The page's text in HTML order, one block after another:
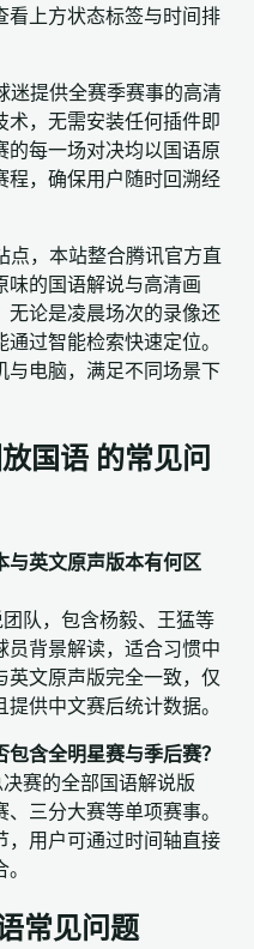
看上方状态标签与时间排
迷提供全赛季赛事的高清
术，无需安装任何插件即
的每一场对决均以国语原
程，确保用户随时回溯经
点，本站整合腾讯官方直
味的国语解说与高清画
无论是凌晨场次的录像还
过智能检索快速定位。
与电脑，满足不同场景下
国语 的常见问
英文原声版本有何区
队，包含杨毅、王猛等
员背景解读，适合习惯中
英文原声版完全一致，仅
供中文赛后统计数据。
含全明星赛与季后赛？
赛的全部国语解说版
三分大赛等单项赛事。
，用户可通过时间轴直接
常见问题